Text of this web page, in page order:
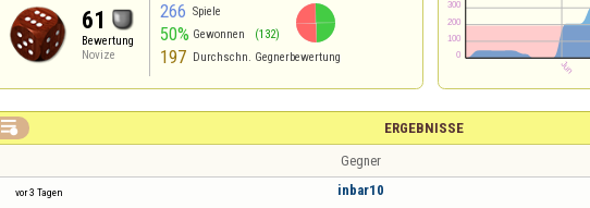
61
Bewertung
Novize
266 Spiele
50% Gewonnen (132)
197 Durchschn. Gegnerbewertung
ERGEBNISSE

Gegner
vor 3 Tagen inbar10